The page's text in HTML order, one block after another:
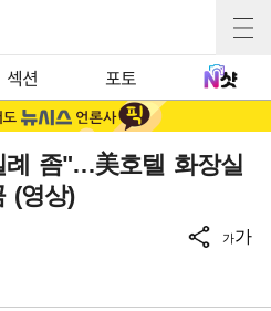
섹션 포토
례 좀"…美호텔 화장실
(영상)
가가